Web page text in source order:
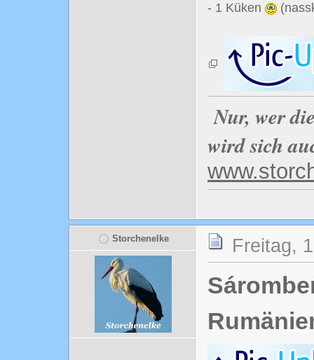
- 1 Küken
Nur, wer
wird sich
Storchenelke Freitag,